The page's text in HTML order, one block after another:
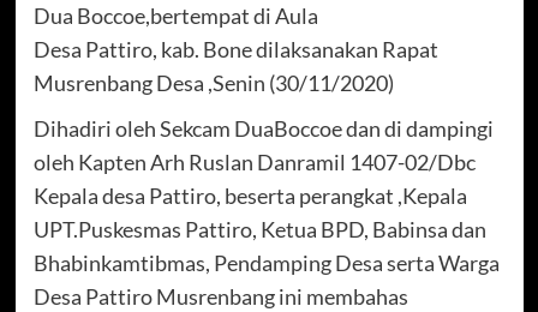
Dua Boccoe,bertempat di Aula
Desa Pattiro, kab. Bone dilaksanakan Rapat
Musrenbang Desa ,Senin (30/11/2020)
Dihadiri oleh Sekcam DuaBoccoe dan di dampingi
oleh Kapten Arh Ruslan Danramil 1407-02/Dbc
Kepala desa Pattiro, beserta perangkat ,Kepala
UPT.Puskesmas Pattiro, Ketua BPD, Babinsa dan
Bhabinkamtibmas, Pendamping Desa serta Warga
Desa Pattiro Musrenbang ini membahas